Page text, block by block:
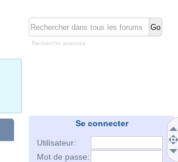
Recherche avancée
Se connecter
Utilisateur:
Mot de passe: